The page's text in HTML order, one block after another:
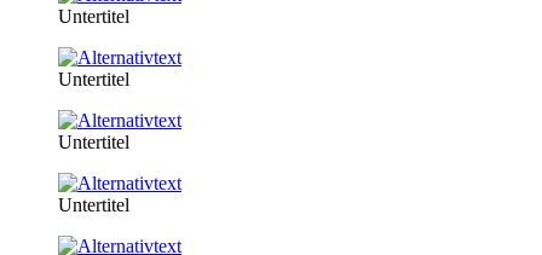
Untertitel
Untertitel
Untertitel
Untertitel